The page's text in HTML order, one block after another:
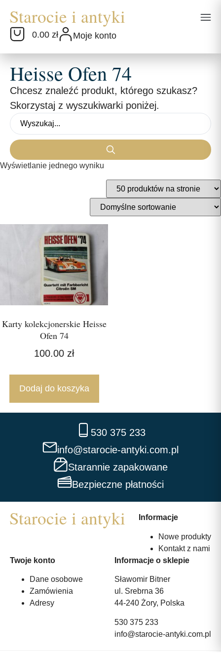
0.00 zł Moje konto
Heisse Ofen 74
Chcesz znaleźć produkt, którego szukasz?
Skorzystaj z wyszukiwarki poniżej.
Wyświetlanie jednego wyniku
Karty kolekcjonerskie Heisse
Ofen 74
100.00 zł
Dodaj do koszyka
530 375 233
info@starocie-antyki.com.pl
Starannie zapakowane
Bezpieczne płatności
Informacje
Nowe produkty
Kontakt z nami
Twoje konto
Dane osobowe
Zamówienia
Adresy
Informacje o sklepie
Sławomir Bitner
ul. Srebrna 36
44-240 Żory, Polska
530 375 233
info@starocie-antyki.com.pl